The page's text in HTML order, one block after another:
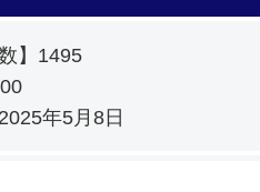
】 1495
2025年5月8日